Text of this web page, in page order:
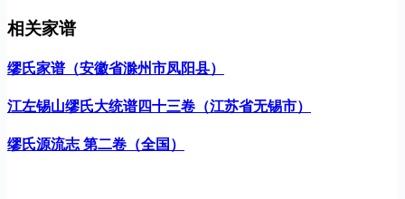
相关家谱
缪氏家谱（安徽省滁州市凤阳县）
江左锡山缪氏大统谱四十三卷（江苏省无锡市）
缪氏源流志 第二卷（全国）